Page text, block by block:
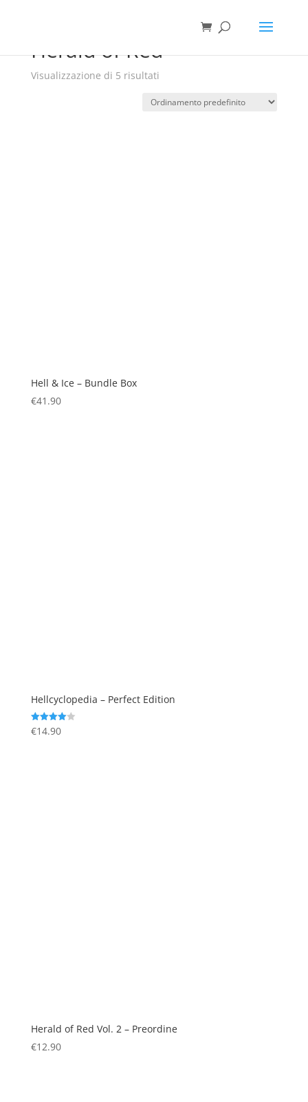
Herald of Red
Visualizzazione di 5 risultati
Hell & Ice – Bundle Box
€41.90
Hellcyclopedia – Perfect Edition
Valutato
4.00
€14.90
Herald of Red Vol. 2 – Preordine
€12.90